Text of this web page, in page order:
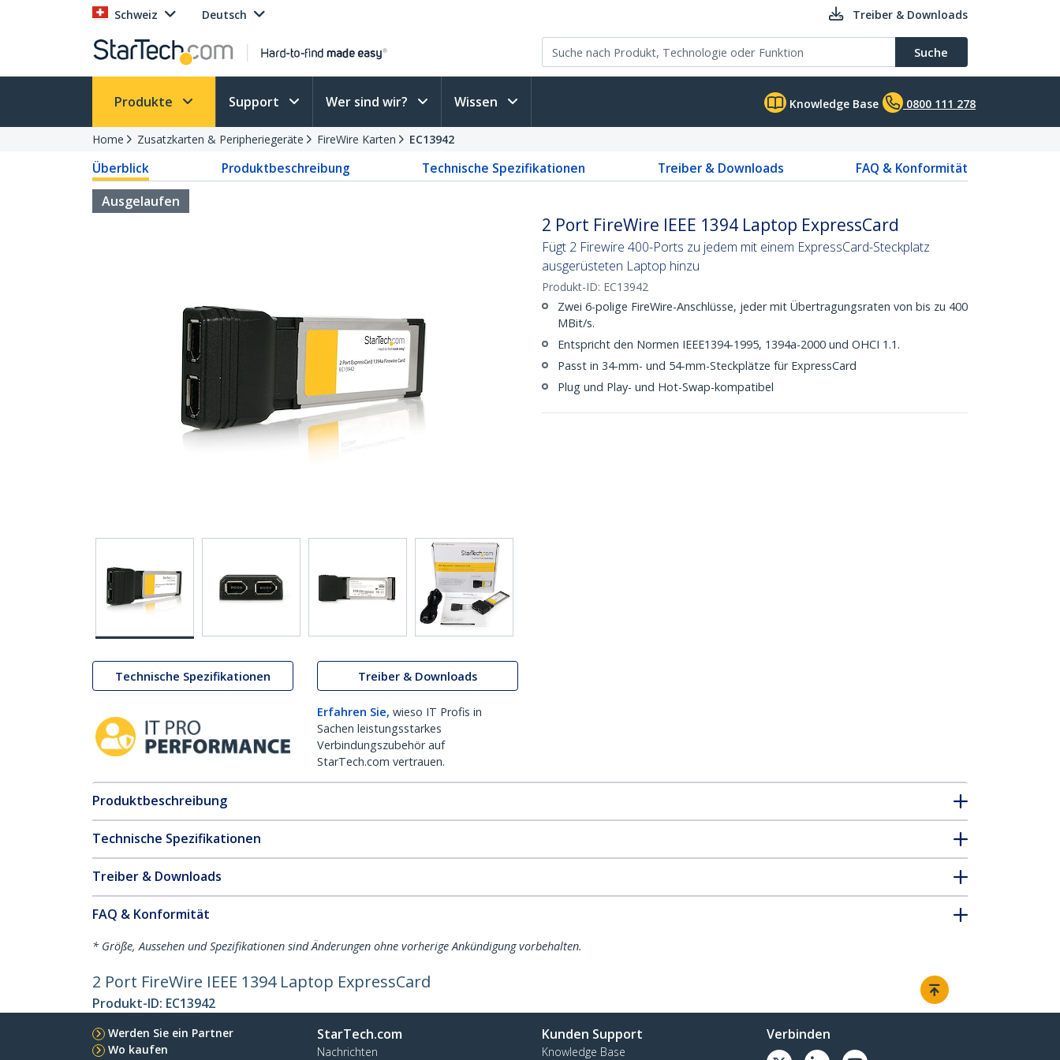
Schweiz Deutsch Treiber & Downloads
Suche
Produkte Support Wer sind wir? Wissen Knowledge Base 0800 111 278
Home Zusatzkarten & Peripheriegeräte FireWire Karten EC13942
Überblick Produktbeschreibung Technische Spezifikationen Treiber & Downloads
FAQ & Konformität
Ausgelaufen
Technische Spezifikationen Treiber & Downloads
Erfahren Sie, wieso IT Profis in
Sachen leistungsstarkes
Verbindungszubehör auf
StarTech.com vertrauen.
2 Port FireWire IEEE 1394 Laptop ExpressCard
Fügt 2 Firewire 400-Ports zu jedem mit einem ExpressCard-Steckplatz
ausgerüsteten Laptop hinzu
Produkt-ID: EC13942
Zwei 6-polige FireWire-Anschlüsse, jeder mit Übertragungsraten von bis zu 400
MBit/s.
Entspricht den Normen IEEE1394-1995, 1394a-2000 und OHCI 1.1.
Passt in 34-mm- und 54-mm-Steckplätze für ExpressCard
Plug und Play- und Hot-Swap-kompatibel
Produktbeschreibung
Technische Spezifikationen
Treiber & Downloads
FAQ & Konformität
* Größe, Aussehen und Spezifikationen sind Änderungen ohne vorherige Ankündigung vorbehalten.
2 Port FireWire IEEE 1394 Laptop ExpressCard
Produkt-ID: EC13942
Werden Sie ein Partner
Wo kaufen
StarTech.com
Nachrichten
Kunden Support
Knowledge Base
Verbinden